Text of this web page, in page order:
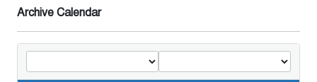
তথ্যবিভ্রাট সংবাদের প্রতিবাদে
Archive Calendar